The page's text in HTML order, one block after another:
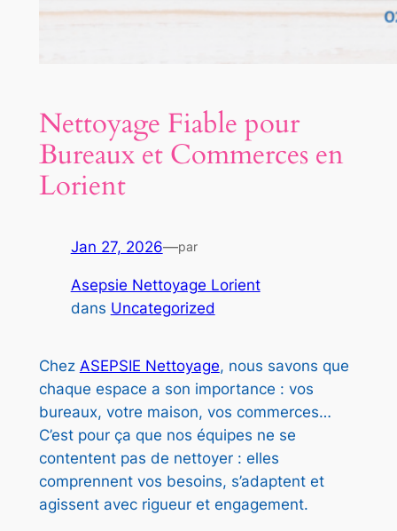
Nettoyage Fiable pour
Bureaux et Commerces en
Lorient
Jan 27, 2026—par
Asepsie Nettoyage Lorient
dans Uncategorized
Chez ASEPSIE Nettoyage, nous savons que
chaque espace a son importance : vos
bureaux, votre maison, vos commerces…
C’est pour ça que nos équipes ne se
contentent pas de nettoyer : elles
comprennent vos besoins, s’adaptent et
agissent avec rigueur et engagement.